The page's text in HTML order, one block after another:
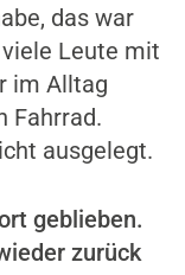
das war
Leute mit
im Alltag
Fahrrad.
ausgelegt.
geblieben.
zurück